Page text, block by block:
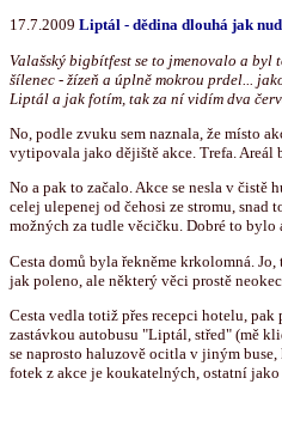
17.7.2009 Liptál - dědina dlouhá jak
Valašský bigbítfest se to jmenovalo a byl
šílenec - žízeň a úplně mokrou prdel...
Liptál a jak fotím, tak za ní vidím dva
No, podle zvuku sem naznala, že místo
vytipovala jako dějiště akce. Trefa. Areál
No a pak to začalo. Akce se nesla v
celej ulepenej od čehosi ze stromu,
možných za tudle věcičku. Dobré to
Cesta domů byla řekněme krkolomná.
jak poleno, ale některý věci prostě
Cesta vedla totiž přes recepci hotelu,
zastávkou autobusu "Liptál, střed" (mě
se naprosto haluzově ocitla v jiným
fotek z akce je koukatelných, ostatní